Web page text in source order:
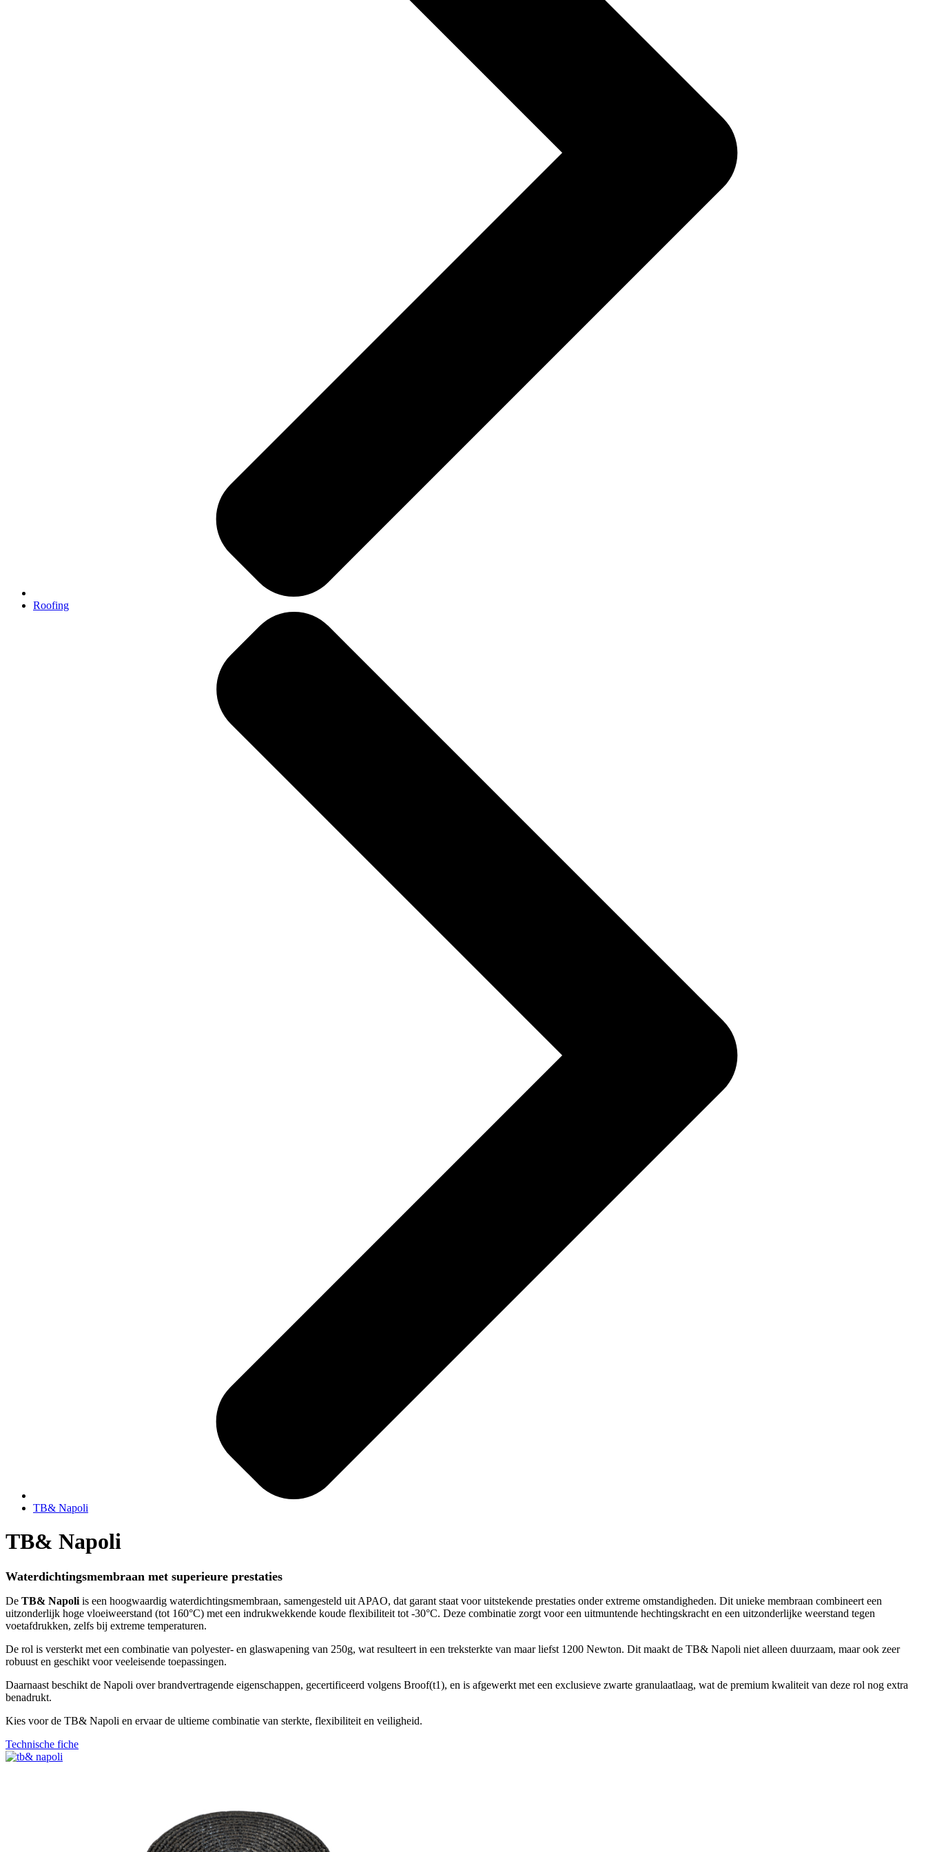
Roofing
TB& Napoli
TB& Napoli
Waterdichtingsmembraan met superieure prestaties
De TB& Napoli is een hoogwaardig waterdichtingsmembraan, samengesteld uit APAO, dat garant staat voor uitstekende prestaties onder extreme omstandigheden. Dit unieke membraan combineert een
uitzonderlijk hoge vloeiweerstand (tot 160°C) met een indrukwekkende koude flexibiliteit tot -30°C. Deze combinatie zorgt voor een uitmuntende hechtingskracht en een uitzonderlijke weerstand tegen
voetafdrukken, zelfs bij extreme temperaturen.
De rol is versterkt met een combinatie van polyester- en glaswapening van 250g, wat resulteert in een treksterkte van maar liefst 1200 Newton. Dit maakt de TB& Napoli niet alleen duurzaam, maar ook zeer
robuust en geschikt voor veeleisende toepassingen.
Daarnaast beschikt de Napoli over brandvertragende eigenschappen, gecertificeerd volgens Broof(t1), en is afgewerkt met een exclusieve zwarte granulaatlaag, wat de premium kwaliteit van deze rol nog extra
benadrukt.
Kies voor de TB& Napoli en ervaar de ultieme combinatie van sterkte, flexibiliteit en veiligheid.
Technische fiche